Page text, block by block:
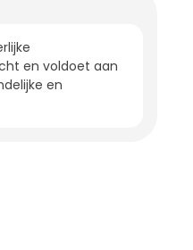
en voldoet aan
en